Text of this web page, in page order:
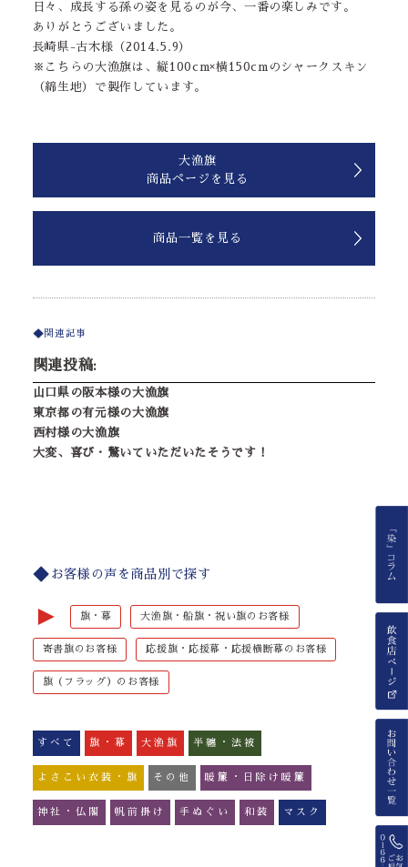
日々、成長する孫の姿を見るのが今、一番の楽しみです。
ありがとうございました。
長崎県-古木様（2014.5.9）
※こちらの大漁旗は、縦100cm×横150cmのシャークスキン
（綿生地）で製作しています。
商品一覧を見る
大漁旗
商品ページを見る
関連記事
関連投稿:
山口県の阪本様の大漁旗
東京都の有元様の大漁旗
西村様の大漁旗
大変、喜び・驚いていただいたそうです！
お客様の声を商品別で探す
► 旗・幕 大漁旗・船旗・祝い旗のお客様
寄書旗のお客様 応援旗・応援幕・応援横断幕のお客様
旗（フラッグ）のお客様
すべて 旗・幕 大漁旗 半纏・法被
よさこい衣装・旗 その他 暖簾・日除け暖簾
神社・仏閣 帆前掛け 手ぬぐい 和装 マスク